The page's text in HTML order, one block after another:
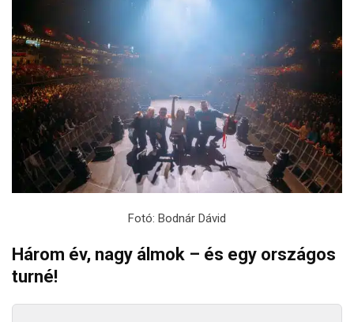
Fotó: Bodnár Dávid
Három év, nagy álmok – és egy országos
turné!